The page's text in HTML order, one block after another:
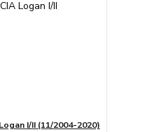
I/II (11/2004-2020)